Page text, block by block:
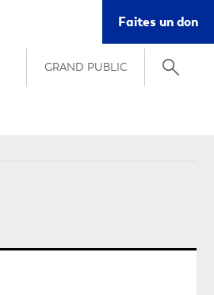
Faites un donCe
GRAND PUBLIC